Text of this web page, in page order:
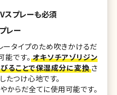
スプレーも必須
レー
ータイプのため吹きかけるだ
です。 オキソチアゾリジン
ることで保湿成分に変換さ
たつけ心地です。
からだ全てに使用可能です。